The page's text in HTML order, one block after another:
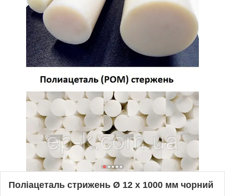
Поліацеталь стрижень Ø 12 х 1000 мм чорний